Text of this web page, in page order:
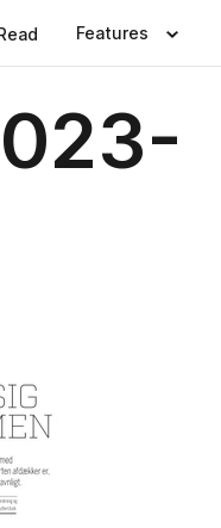
Features